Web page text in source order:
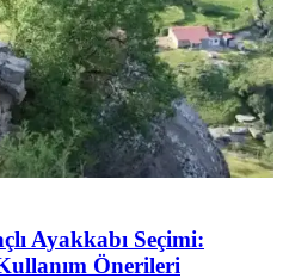
Ayakkabı Seçimi:
Önerileri